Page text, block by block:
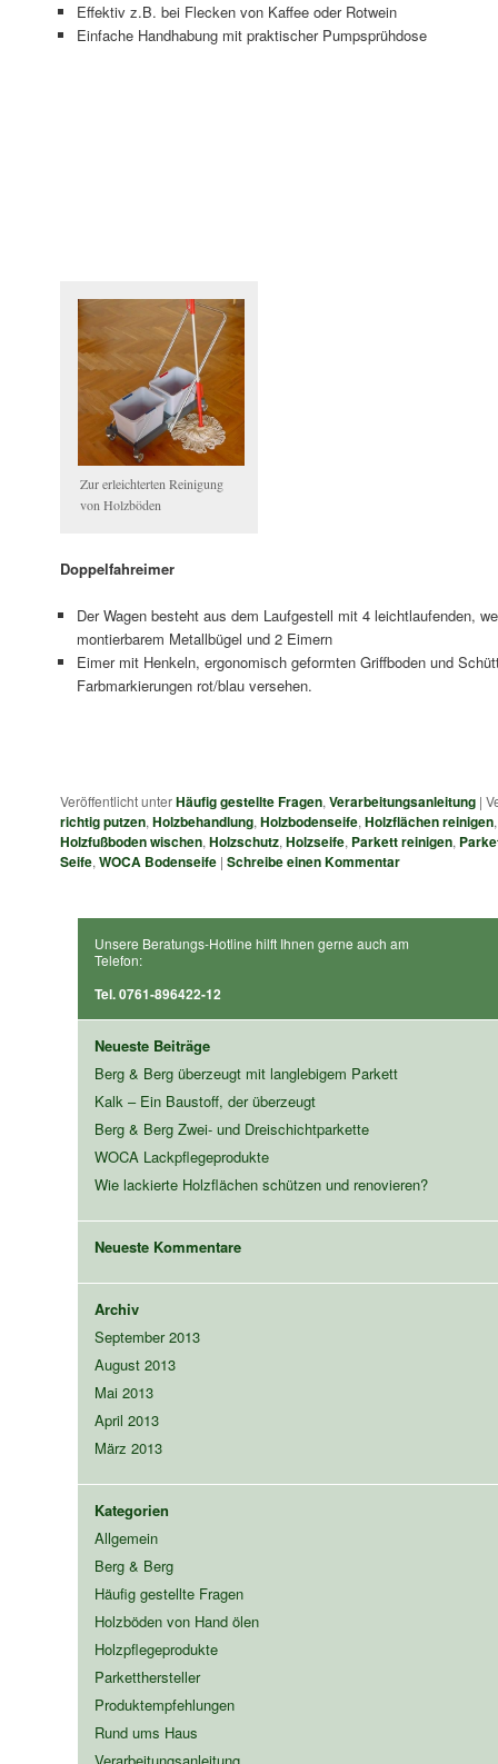
Effektiv z.B. bei Flecken von Kaffee oder Rotwein
Einfache Handhabung mit praktischer Pumpsprühdose
Zur erleichterten Reinigung
von Holzböden
Doppelfahreimer
Der Wagen besteht aus dem Laufgestell mit 4 leichtlaufenden,
montierbarem Metallbügel und 2 Eimern
Eimer mit Henkeln, ergonomisch geformten Griffboden und
Farbmarkierungen rot/blau versehen.
Veröffentlicht unterHäufig gestellte Fragen, Verarbeitungsanleitung |
richtig putzen, Holzbehandlung, Holzbodenseife, Holzflächen reinigen
Holzfußboden wischen, Holzschutz, Holzseife, Parkett reinigen,
Seife, WOCA Bodenseife | Schreibe einen Kommentar
Unsere Beratungs-Hotline hilft Ihnen gerne auch am
Telefon:
Tel. 0761-896422-12
Neueste Beiträge
Berg & Berg überzeugt mit langlebigem Parkett
Kalk – Ein Baustoff, der überzeugt
Berg & Berg Zwei- und Dreischichtparkette
WOCA Lackpflegeprodukte
Wie lackierte Holzflächen schützen und renovieren?
Neueste Kommentare
Archiv
September 2013
August 2013
Mai 2013
April 2013
März 2013
Kategorien
Allgemein
Berg & Berg
Häufig gestellte Fragen
Holzböden von Hand ölen
Holzpflegeprodukte
Parketthersteller
Produktempfehlungen
Rund ums Haus